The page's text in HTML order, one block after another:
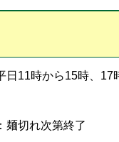
日11時から15時、
麺切れ次第終了